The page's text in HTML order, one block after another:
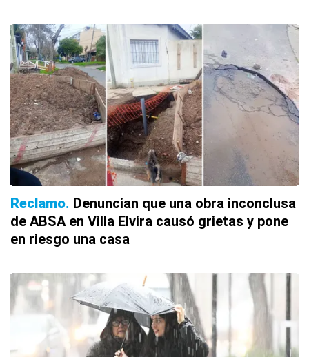
Reclamo Denuncian que una obra inconclusa
de ABSA en Villa Elvira causó grietas y pone
en riesgo una casa